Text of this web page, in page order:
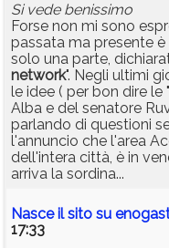
Si vede benissimo
Forse non mi sono
passata ma presente
solo una parte,
network". Negli ultimi
le idee ( per bon dire le
Alba e del senatore
parlando di questioni
l'annuncio che l'area
dell'intera città, è in
arriva la sordina...
Nasce il sito su
17:33